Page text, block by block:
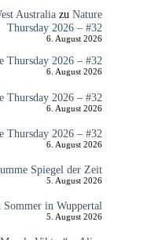
Australiazu Nature
Thursday 2026 – #32
6. August 2026
Thursday 2026 – #32
6. August 2026
Thursday 2026 – #32
6. August 2026
Thursday 2026 – #32
6. August 2026
Spiegel der Zeit
5. August 2026
Sommer in Wuppertal
5. August 2026